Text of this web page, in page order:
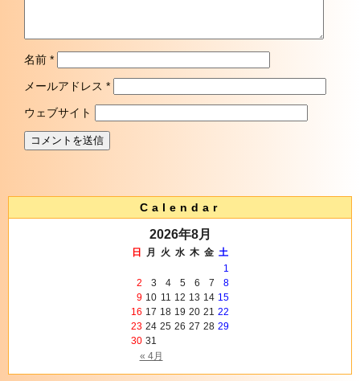
名前 *
メールアドレス *
ウェブサイト
Calendar
2026年8月
日 月 火 水 木 金 土
« 4月
1
2
3 4 5 6 7
8
9 10 11 12 13 14 15
16 17 18 19 20 21 22
23 24 25 26 27 28 29
30 31